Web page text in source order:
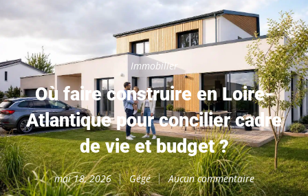
Immobilier
Où faire construire en Loire-
Atlantique pour concilier cadre
de vie et budget ?
mai 18, 2026 Gégé Aucun commentaire